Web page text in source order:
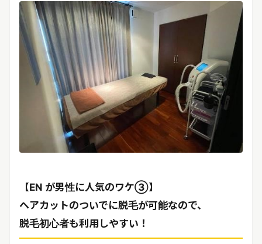
【EN が男性に人気のワケ③】
ヘアカットのついでに脱毛が可能なので、
脱毛初心者も利用しやすい！